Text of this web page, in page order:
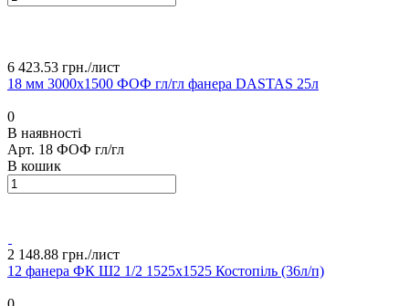
6 423.53 грн./лист
18 мм 3000х1500 ФОФ гл/гл фанера DASTAS 25л
0
В наявності
Арт. 18 ФОФ гл/гл
В кошик
2 148.88 грн./лист
12 фанера ФК Ш2 1/2 1525х1525 Костопіль (36л/п)